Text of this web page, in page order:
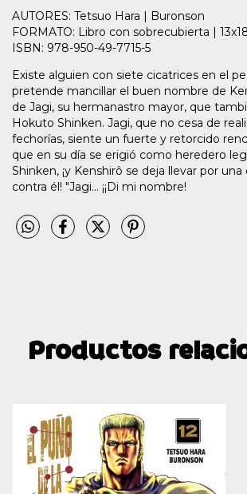
AUTORES: Tetsuo Hara | Buronson
FORMATO: Libro con sobrecubierta |
ISBN: 978-950-49-7715-5
Existe alguien con siete cicatrices en el
pretende mancillar el buen nombre de
de Jagi, su hermanastro mayor, que
Hokuto Shinken. Jagi, que no cesa de
fechorías, siente un fuerte y retorcido
que en su día se erigió como heredero
Shinken, ¡y Kenshirô se deja llevar por una
contra él! "Jagi... ¡¡Di mi nombre!
Productos